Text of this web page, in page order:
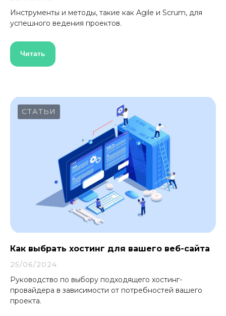
Инструменты и методы, такие как Agile и Scrum, для
успешного ведения проектов.
Читать
СТАТЬИ
Как выбрать хостинг для вашего веб-сайта
25/06/2024
Руководство по выбору подходящего хостинг-
провайдера в зависимости от потребностей вашего
проекта.